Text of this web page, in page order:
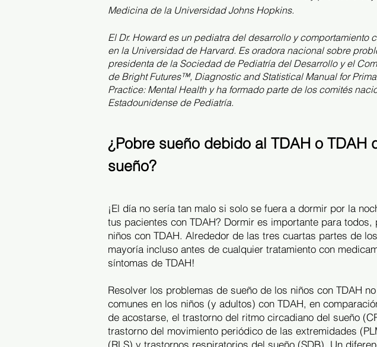
Medicina de la Universidad Johns Hopkins.
El Dr. Howard es un pediatra del desarrollo y comportamiento
en la Universidad de Harvard. Es oradora nacional sobre
presidenta de la Sociedad de Pediatría del Desarrollo y el
de Bright Futures™, Diagnostic and Statistical Manual for
Practice: Mental Health y ha formado parte de los comités
Estadounidense de Pediatría.
¿Pobre sueño debido al TDAH o TDAH
sueño?
¡El día no sería tan malo si solo se fuera a dormir por la
tus pacientes con TDAH? Dormir es importante para
niños con TDAH. Alrededor de las tres cuartas partes de
mayoría incluso antes de cualquier tratamiento con
síntomas de TDAH!
Resolver los problemas de sueño de los niños con TDAH
comunes en los niños (y adultos) con TDAH, en
de acostarse, el trastorno del ritmo circadiano del sueño
trastorno del movimiento periódico de las extremidades
(RLS) y trastornos respiratorios del sueño (SDB). Un